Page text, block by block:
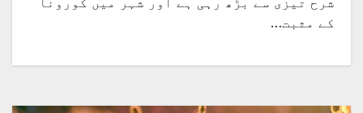
کے مثبت…